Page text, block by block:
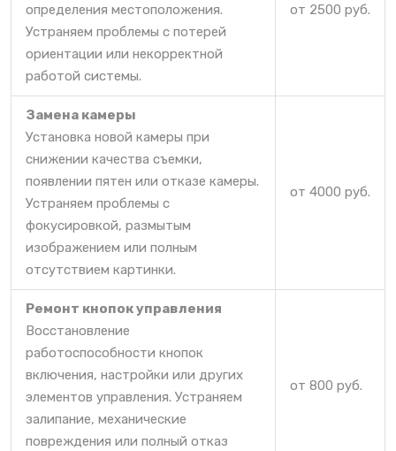
определения местоположения.
Устраняем проблемы с потерей
ориентации или некорректной
работой системы.
от 2500 руб.
Замена камеры
Установка новой камеры при
снижении качества съемки,
появлении пятен или отказе камеры.
Устраняем проблемы с
фокусировкой, размытым
изображением или полным
отсутствием картинки.
от 4000 руб.
Ремонт кнопок управления
Восстановление
работоспособности кнопок
включения, настройки или других
элементов управления. Устраняем
залипание, механические
повреждения или полный отказ
от 800 руб.